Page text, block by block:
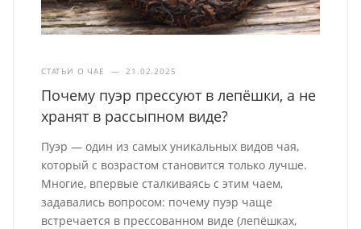
СТАТЬИ О ЧАЕ — 21.02.2025
Почему пуэр прессуют в лепёшки, а не
хранят в рассыпном виде?
Пуэр — один из самых уникальных видов чая,
который с возрастом становится только лучше.
Многие, впервые сталкиваясь с этим чаем,
задавались вопросом: почему пуэр чаще
встречается в прессованном виде (лепёшках,